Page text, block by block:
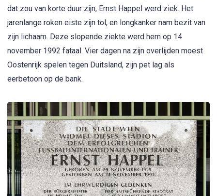
dat zou van korte duur zijn, Ernst Happel werd ziek. Het
jarenlange roken eiste zijn tol, en longkanker nam bezit van
zijn lichaam. Deze slopende ziekte werd hem op 14
november 1992 fataal. Vier dagen na zijn overlijden moest
Oostenrijk spelen tegen Duitsland, zijn pet lag als
eerbetoon op de bank.